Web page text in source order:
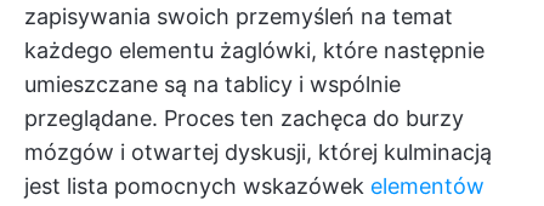
zapisywania swoich przemyśleń na temat
każdego elementu żaglówki, które następnie
umieszczane są na tablicy i wspólnie
przeglądane. Proces ten zachęca do burzy
mózgów i otwartej dyskusji, której kulminacją
jest lista pomocnych wskazówek elementów